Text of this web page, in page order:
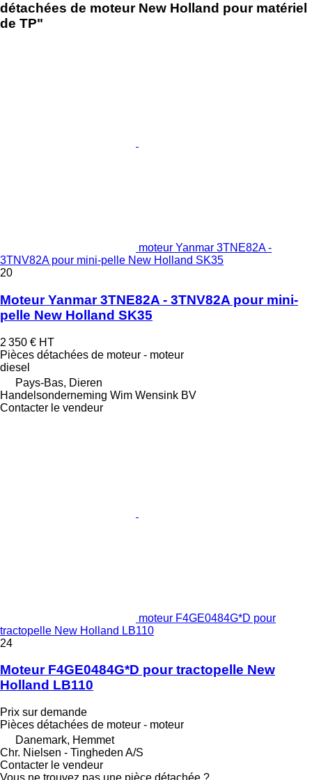
détachées de moteur New Holland pour matériel
de TP"
moteur Yanmar 3TNE82A -
3TNV82A pour mini-pelle New Holland SK35
20
Moteur Yanmar 3TNE82A - 3TNV82A pour mini-
pelle New Holland SK35
2 350 € HT
Pièces détachées de moteur - moteur
diesel
Pays-Bas, Dieren
Handelsonderneming Wim Wensink BV
Contacter le vendeur
moteur F4GE0484G*D pour
tractopelle New Holland LB110
24
Moteur F4GE0484G*D pour tractopelle New
Holland LB110
Prix sur demande
Pièces détachées de moteur - moteur
Danemark, Hemmet
Chr. Nielsen - Tingheden A/S
Contacter le vendeur